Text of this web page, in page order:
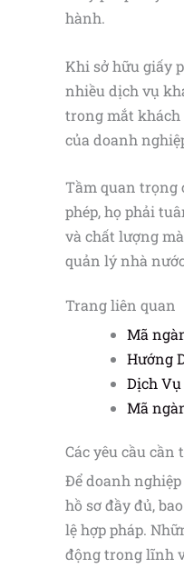
hành.
Khi sở hữu giấy
nhiều dịch vụ
trong mắt khách
của doanh
Tầm quan trọng
phép, họ phải
và chất lượng
quản lý nhà
Trang liên quan
Mã
Hướng
Dịch
Mã
Các yêu cầu
Để doanh
hồ sơ đầy đủ,
lệ hợp pháp.
động trong lĩnh